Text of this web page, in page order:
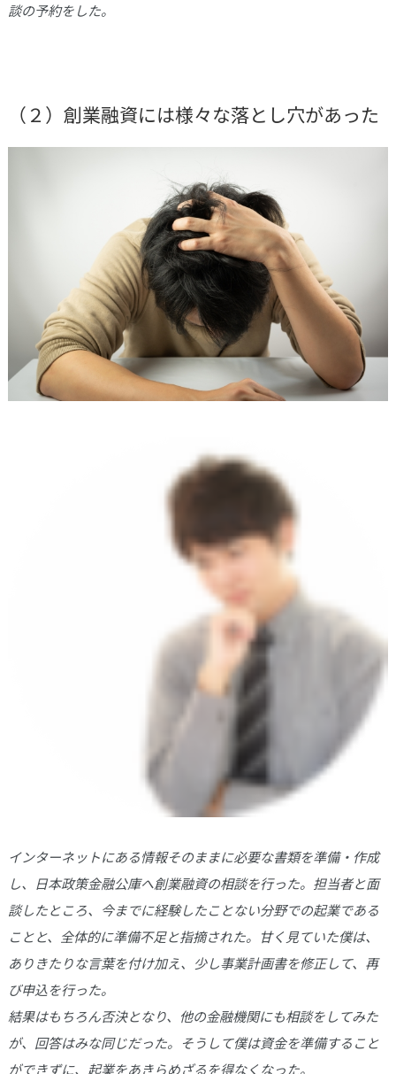
談の予約をした。
（２）創業融資には様々な落とし穴があった
インターネットにある情報そのままに必要な書類を準備・作成
し、日本政策金融公庫へ創業融資の相談を行った。担当者と面
談したところ、今までに経験したことない分野での起業である
ことと、全体的に準備不足と指摘された。甘く見ていた僕は、
ありきたりな言葉を付け加え、少し事業計画書を修正して、再
び申込を行った。
結果はもちろん否決となり、他の金融機関にも相談をしてみた
が、回答はみな同じだった。そうして僕は資金を準備すること
ができずに、起業をあきらめざるを得なくなった。